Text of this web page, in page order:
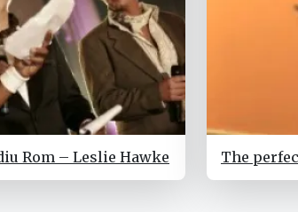
Rom – Leslie Hawke The